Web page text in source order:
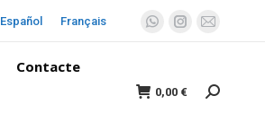
Español Français
Contacte
0,00 €